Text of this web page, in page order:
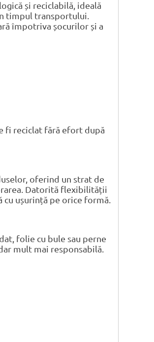
și reciclabilă, ideală
timpul transportului.
împotriva șocurilor și a
fi reciclat fără efort după
oferind un strat de
Datorită flexibilității
cu ușurință pe orice formă.
folie cu bule sau perne
mult mai responsabilă.